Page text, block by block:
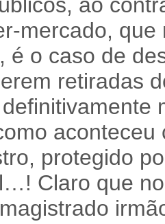
mercado,
é o caso de
retiradas
protegido
Claro que